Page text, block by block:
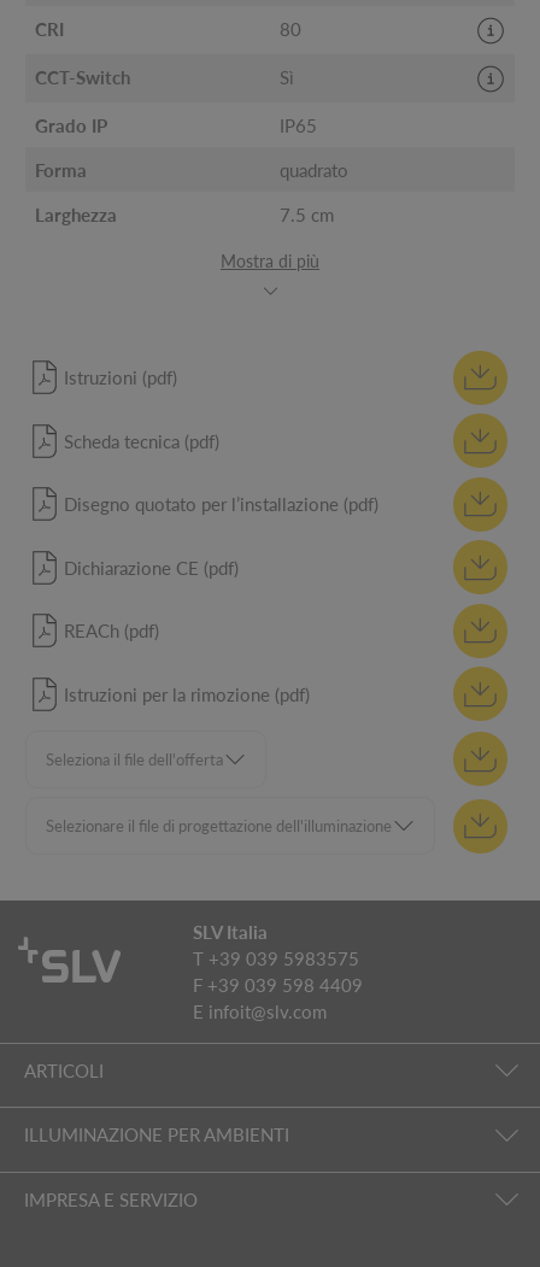
CRI 80
CCT-Switch Sì
Grado IP IP65
Forma quadrato
Larghezza 7.5 cm
Mostra di più
Istruzioni (pdf)
Scheda tecnica (pdf)
Disegno quotato per l’installazione (pdf)
Dichiarazione CE (pdf)
REACh (pdf)
Istruzioni per la rimozione (pdf)
SLV Italia
T +39 039 5983575
F +39 039 598 4409
E infoit@slv.com
ARTICOLI
ILLUMINAZIONE PER AMBIENTI
IMPRESA E SERVIZIO